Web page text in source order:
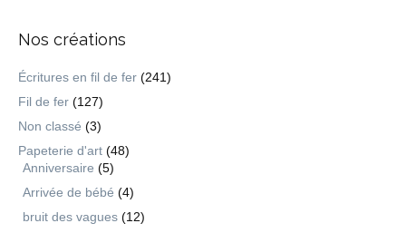
Nos créations
Écritures en fil de fer (241)
Fil de fer (127)
Non classé (3)
Papeterie d'art (48)
Anniversaire (5)
Arrivée de bébé (4)
bruit des vagues (12)